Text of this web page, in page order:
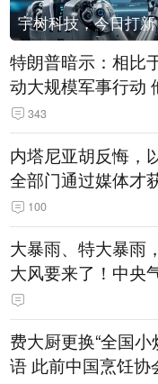
宇树科技，今日打
特朗普暗示：相比
动大规模军事行动
经济施压
343
内塔尼亚胡反悔，
全部门通过媒体才
100
大暴雨、特大暴雨
大风要来了！中央
天到明天，浙江、
费大厨更换“全国
语 此前中国烹饪协会撤销“大师名